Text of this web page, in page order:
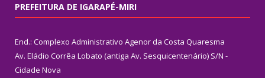
PREFEITURA DE IGARAPÉ-MIRI
End.: Complexo Administrativo Agenor da Costa Quaresma
Av. Eládio Corrêa Lobato (antiga Av. Sesquicentenário) S/N -
Cidade Nova